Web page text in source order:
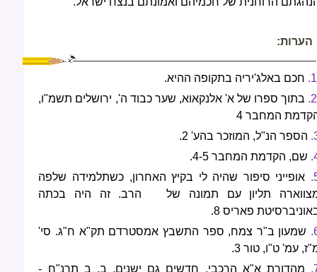
הערות:
1. חכם באלג'יריה בתקופה ההיא.
2. בתוך ספרו של א' אלנקאוא, שער כבוד ה', ירושלים תשמ"ו,
המחבר 4
הספר הנ"ל, המוזכר בהע' 2.
שם, הקדמת המחבר 4-5.
אופייני סיפור שהיה לי בקיץ האחרון, כשתלמידה שלפה
תליון עם תמונה של הרב. זה היה בכתה
פאריס 8.
שמעון ב"ר צמח, ספר התשבץ אמסטרדם תק"א ח"ג. סי'
עמ' ט"ו, טור 3.
מהדורת א"א הרכבי, חדשים גם ישנים, ב, ב תרנ"ח -